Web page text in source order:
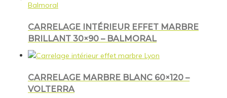
CARRELAGE INTÉRIEUR EFFET MARBRE
BRILLANT 30×90 – BALMORAL
CARRELAGE MARBRE BLANC 60×120 –
VOLTERRA